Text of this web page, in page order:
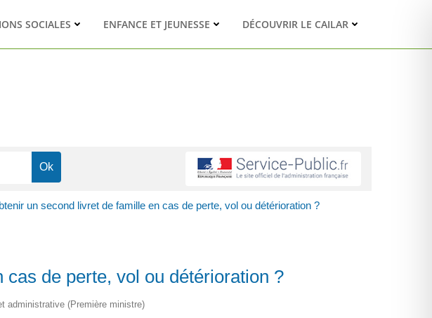
SOCIALES ENFANCE ET JEUNESSE DÉCOUVRIR LE CAILAR
un second livret de famille en cas de perte, vol ou détérioration ?
de perte, vol ou détérioration ?
administrative (Première ministre)